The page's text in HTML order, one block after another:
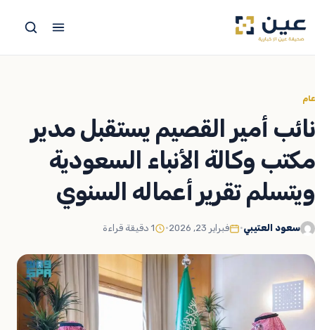
إلى
عام
نائب أمير القصيم يستقبل مدير
مكتب وكالة الأنباء السعودية
ويتسلم تقرير أعماله السنوي
سعود العتيبي• فبراير 23, 2026 • 1 دقيقة قراءة